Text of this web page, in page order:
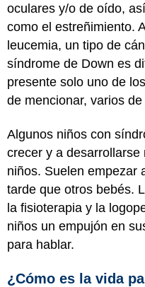
oculares y/o de oído,
como el estreñimiento.
leucemia, un tipo de
síndrome de Down es
presente solo uno de
de mencionar, varios
Algunos niños con
crecer y a
niños. Suelen empezar
tarde que otros bebés.
la fisioterapia y la
niños un empujón en
para hablar.
¿Cómo es la vida